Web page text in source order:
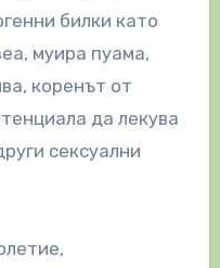
билки като
муира пуама,
коренът от
да лекува
сексуални